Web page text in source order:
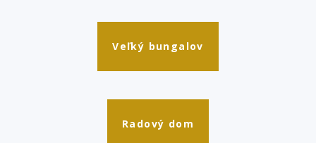
Veľký bungalov
Radový dom